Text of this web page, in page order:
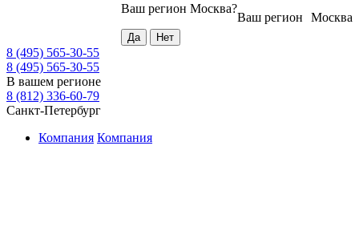
Москва
Ваш регион
Ваш регион Москва?
8 (495) 565-30-55
8 (495) 565-30-55
В вашем регионе
8 (812) 336-60-79
Санкт-Петербург
Компания Компания